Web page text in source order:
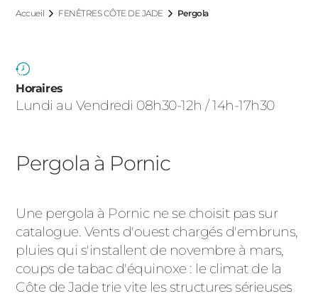
Accueil FENÊTRES CÔTE DE JADE Pergola
Horaires
Lundi au Vendredi 08h30-12h / 14h-17h30
Pergola à Pornic
Une pergola à Pornic ne se choisit pas sur
catalogue. Vents d'ouest chargés d'embruns,
pluies qui s'installent de novembre à mars,
coups de tabac d'équinoxe : le climat de la
Côte de Jade trie vite les structures sérieuses